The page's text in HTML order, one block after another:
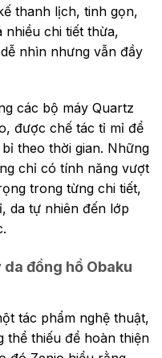
thanh lịch, tinh gọn,
chi tiết thừa,
nhìn nhưng vẫn đầy
các bộ máy Quartz
được chế tác tỉ mỉ để
theo thời gian. Những
chỉ có tính năng vượt
trong từng chi tiết,
da tự nhiên đến lớp
đồng hồ Obaku
tác phẩm nghệ thuật,
thể thiếu để hoàn thiện